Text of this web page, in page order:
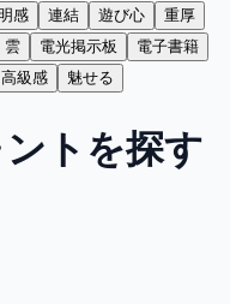
感 連結 遊び心
重厚
雲 電光掲示板
電子書籍
高級感 魅せる
トを探す